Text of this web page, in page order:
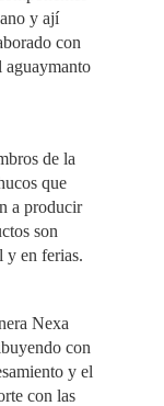
y ají
con
aguaymanto
de la
que
a producir
son
y en ferias.
Nexa
con
y el
con las